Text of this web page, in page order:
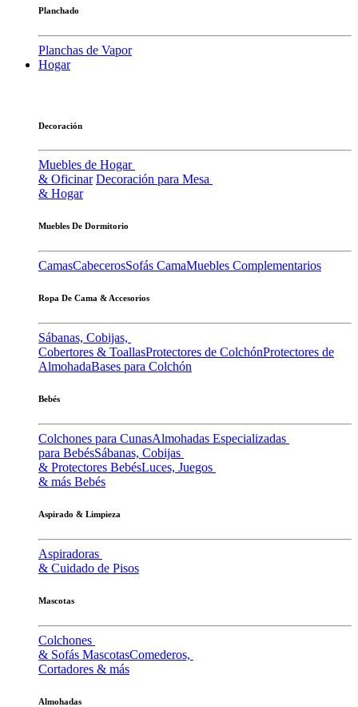
Planchado
Planchas de Vapor
Hogar
Decoración
Muebles de Hogar
& Oficinar Decoración para Mesa
& Hogar
Muebles De Dormitorio
CamasCabecerosSofás CamaMuebles Complementarios
Ropa De Cama & Accesorios
Sábanas, Cobijas,
Cobertores & ToallasProtectores de ColchónProtectores de
AlmohadaBases para Colchón
Bebés
Colchones para CunasAlmohadas Especializadas
para BebésSábanas, Cobijas
& Protectores BebésLuces, Juegos
& más Bebés
Aspirado & Limpieza
Aspiradoras
& Cuidado de Pisos
Mascotas
Colchones
& Sofás MascotasComederos,
Cortadores & más
Almohadas